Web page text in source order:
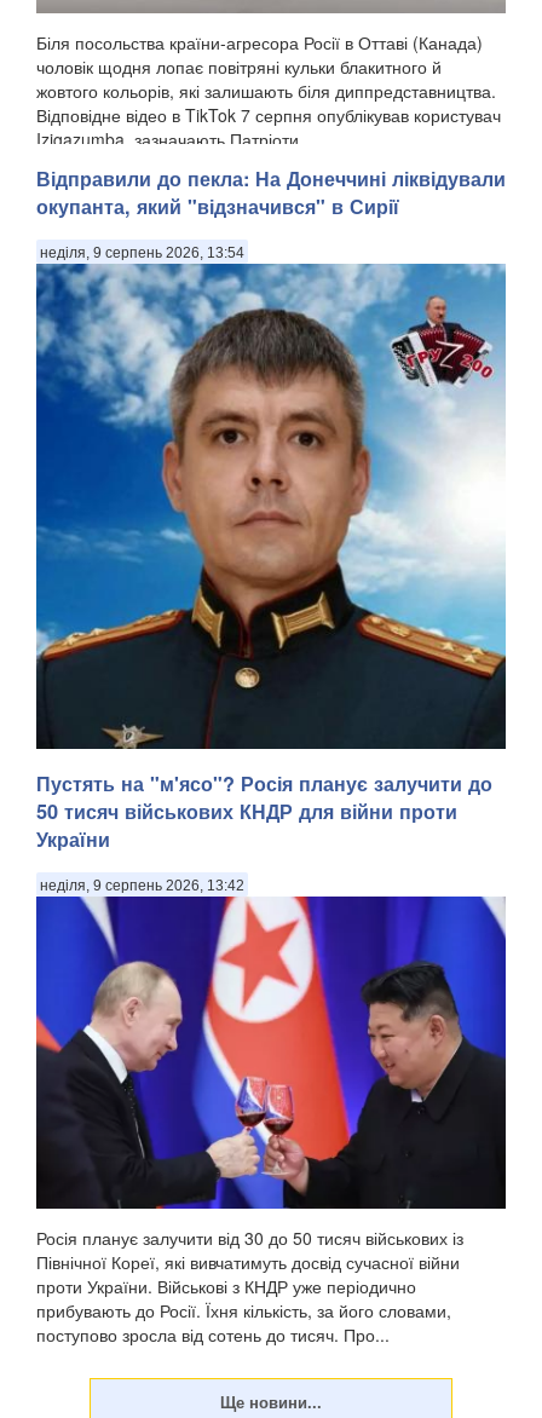
Біля посольства країни-агресора Росії в Оттаві (Канада)
чоловік щодня лопає повітряні кульки блакитного й
жовтого кольорів, які залишають біля диппредставництва.
Відповідне відео в TikTok 7 серпня опублікував користувач
Izigazumba, зазначають Патріоти ...
Відправили до пекла: На Донеччині ліквідували
окупанта, який "відзначився" в Сирії
неділя, 9 серпень 2026, 13:54
У Донецькій області українська армія ліквідувала
російського офіцера, полковника ЗС РФ Сергія Хвалова.
Ворожий військовий раніше двічі служив у Сирії, сприяючи
диктаторському режиму Башара Асада, передають
Патріоти України. Про це повідомив військовосл...
Пустять на "м'ясо"? Росія планує залучити до
50 тисяч військових КНДР для війни проти
України
неділя, 9 серпень 2026, 13:42
Росія планує залучити від 30 до 50 тисяч військових із
Північної Кореї, які вивчатимуть досвід сучасної війни
проти України. Військові з КНДР уже періодично
прибувають до Росії. Їхня кількість, за його словами,
поступово зросла від сотень до тисяч. Про...